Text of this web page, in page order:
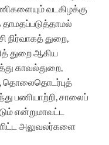
வடகிழக்கு
தாமதப்படுத்தாமல்
நிர்வாகத்துறை
துறைஆகிய
காவல்துறை
தொலைதொடர்புத்
பணியாற்றி சாலைப்
என்றுமாவட்ட
அலுவலர்களை